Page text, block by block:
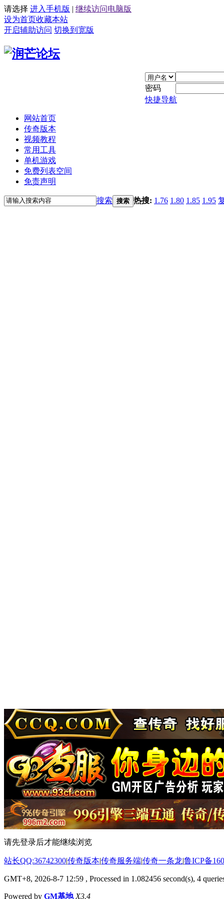
请选择 进入手机版 | 继续访问电脑版
设为首页收藏本站
开启辅助访问 切换到宽版
密码
快捷导航
网站首页
传奇版本
视频教程
常用工具
单机游戏
免费列表空间
免责声明
搜索 搜索 热搜: 1.76 1.80 1.85 1.95
请先登录后才能继续浏览
站长QQ:36742300|传奇版本|传奇服务端|传奇一条龙|鲁ICP备
GMT+8, 2026-8-7 12:59 , Processed in 1.082456 second(s), 4
Powered by GM基地 X3.4